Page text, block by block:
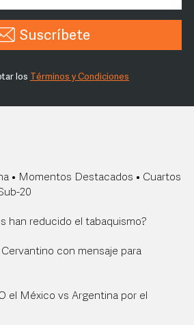
Suscríbete
los Términos y Condiciones
• Momentos Destacados • Cuartos
20
han reducido el tabaquismo?
Cervantino con mensaje para
el México vs Argentina por el